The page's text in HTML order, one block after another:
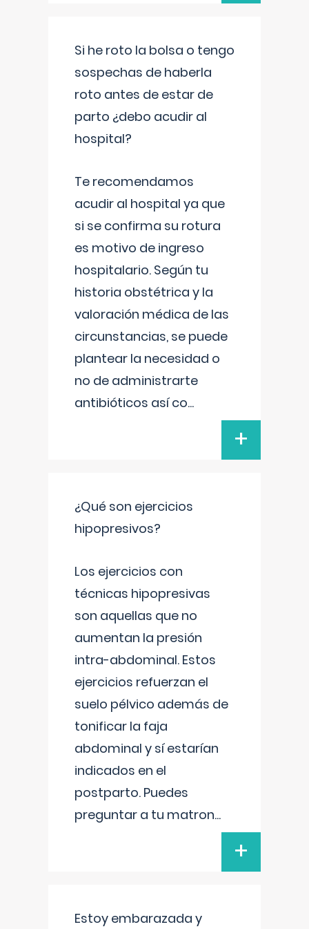
Si he roto la bolsa o tengo
sospechas de haberla
roto antes de estar de
parto ¿debo acudir al
hospital?
Te recomendamos
acudir al hospital ya que
si se confirma su rotura
es motivo de ingreso
hospitalario. Según tu
historia obstétrica y la
valoración médica de las
circunstancias, se puede
plantear la necesidad o
no de administrarte
antibióticos así co...
+
¿Qué son ejercicios
hipopresivos?
Los ejercicios con
técnicas hipopresivas
son aquellas que no
aumentan la presión
intra-abdominal. Estos
ejercicios refuerzan el
suelo pélvico además de
tonificar la faja
abdominal y sí estarían
indicados en el
postparto. Puedes
preguntar a tu matron...
+
Estoy embarazada y